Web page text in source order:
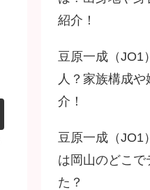
紹介！
豆原一成（JO1
人？家族構成
介！
豆原一成（JO1
は岡山のどこで
た？